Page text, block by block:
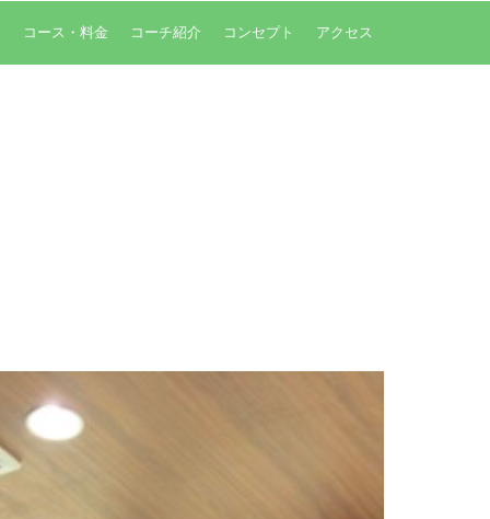
コース・料金 コーチ紹介 コンセプト アクセス